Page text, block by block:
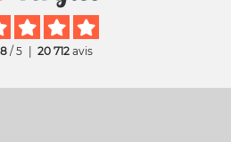
/ 5 20 712 avis